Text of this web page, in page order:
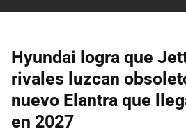
Hyundai logra que
rivales luzcan
nuevo Elantra que
en 2027